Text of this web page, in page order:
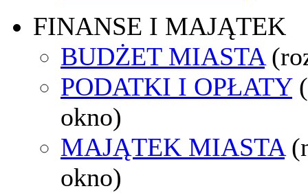
FINANSE I MAJĄTEK
BUDŻET MIASTA
PODATKI I OPŁATY
okno)
MAJĄTEK MIASTA
okno)